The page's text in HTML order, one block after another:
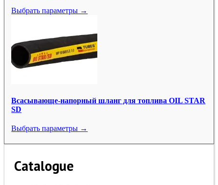
Выбрать параметры →
Всасывающе-напорный шланг для топлива OIL STAR
SD
Выбрать параметры →
Catalogue